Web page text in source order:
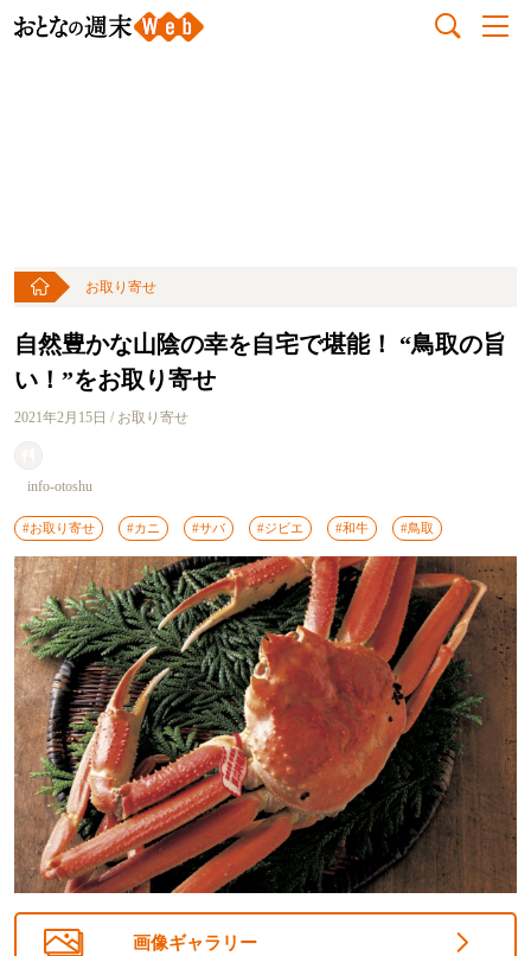
お取り寄せ
自然豊かな山陰の幸を自宅で堪能！ “鳥取の旨
い！”をお取り寄せ
2021年2月15日 / お取り寄せ
info-otoshu
#お取り寄せ #カニ #サバ #ジビエ #和牛 #鳥取
画像ギャラリー